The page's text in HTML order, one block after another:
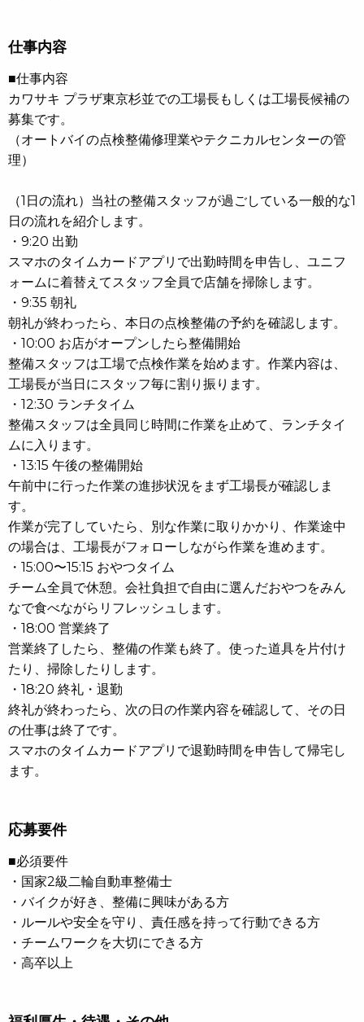
仕事内容
■仕事内容
カワサキ プラザ東京杉並での工場長もしくは工場長候補の
募集です。
（オートバイの点検整備修理業やテクニカルセンターの管
理）
（1日の流れ）当社の整備スタッフが過ごしている一般的な1
日の流れを紹介します。
・9:20 出勤
スマホのタイムカードアプリで出勤時間を申告し、ユニフ
ォームに着替えてスタッフ全員で店舗を掃除します。
・9:35 朝礼
朝礼が終わったら、本日の点検整備の予約を確認します。
・10:00 お店がオープンしたら整備開始
整備スタッフは工場で点検作業を始めます。作業内容は、
工場長が当日にスタッフ毎に割り振ります。
・12:30 ランチタイム
整備スタッフは全員同じ時間に作業を止めて、ランチタイ
ムに入ります。
・13:15 午後の整備開始
午前中に行った作業の進捗状況をまず工場長が確認しま
す。
作業が完了していたら、別な作業に取りかかり、作業途中
の場合は、工場長がフォローしながら作業を進めます。
・15:00〜15:15 おやつタイム
チーム全員で休憩。会社負担で自由に選んだおやつをみん
なで食べながらリフレッシュします。
・18:00 営業終了
営業終了したら、整備の作業も終了。使った道具を片付け
たり、掃除したりします。
・18:20 終礼・退勤
終礼が終わったら、次の日の作業内容を確認して、その日
の仕事は終了です。
スマホのタイムカードアプリで退勤時間を申告して帰宅し
ます。
応募要件
■必須要件
・国家2級二輪自動車整備士
・バイクが好き、整備に興味がある方
・ルールや安全を守り、責任感を持って行動できる方
・チームワークを大切にできる方
・高卒以上